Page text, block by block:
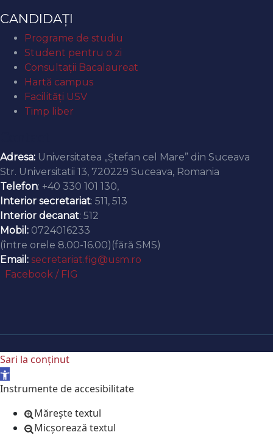
CANDIDAȚI
Programe de studiu
Student pentru o zi
Consultații Bacalaureat
Hartă campus
Facilități USV
Timp liber
Adresa: Universitatea „Ștefan cel Mare” din Suceava
Str. Universitatii 13, 720229 Suceava, Romania
Telefon: +40 330 101 130,
Interior secretariat: 511, 513
Interior decanat: 512
Mobil: 0724016233
(între orele 8.00-16.00)(fără SMS)
Email: secretariat.fig@usm.ro
Facebook / FIG
Sari la conținut
Deschide bara de unelte
Instrumente de accesibilitate
Mărește textul
Micșorează textul